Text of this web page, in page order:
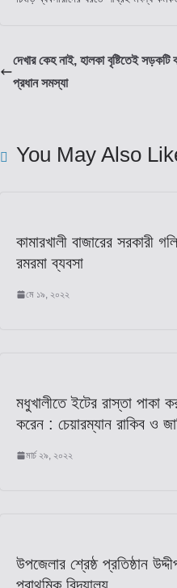
দেখার কেহ নাই, হালকা বৃষ্টিতেই সড়কটি
প্রধান সমস্যা
You May Also
কামারখালী বাজারের সরকারী
রমরমা ব্যবসা
মে ১৯, ২০২২
মধুখালীতে ইটের রাস্তা পাকা
করেন : চেয়ারম্যান রাকিব ও
মার্চ ২৯, ২০২২
উপজেলার শ্রেষ্ঠ প্রতিষ্ঠান
প্রাথমিক বিদ্যালয়